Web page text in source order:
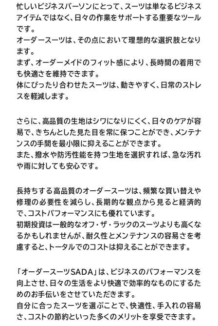
忙しいビジネスパーソンにとって、スーツは単なるビジネス
アイテムではなく、日々の作業をサポートする重要なツール
です。
オーダースーツは、その点において理想的な選択肢となり
ます。
まず、オーダーメイドのフィット感により、長時間の着用で
も快適さを維持できます。
体にぴったり合わせたスーツは、動きやすく、日常のストレ
スを軽減します。
さらに、高品質の生地はシワになりにくく、日々のケアが容
易で、きちんとした見た目を常に保つことができ、メンテナ
ンスの手間を最小限に抑えることができます。
また、撥水や防汚性能を持つ生地を選択すれば、急な汚れ
や雨に対しても安心です。
長持ちする高品質のオーダースーツは、頻繁な買い替えや
修理の必要性を減らし、長期的な観点から見ると経済的
で、コストパフォーマンスにも優れています。
初期投資は一般的なオフ・ザ・ラックのスーツよりも高くな
るかもしれませんが、耐久性とメンテナンスの容易さを考
慮すると、トータルでのコストは抑えることができます。
「オーダースーツSADA」は、ビジネスのパフォーマンスを
向上させ、日々の生活をより快適で効率的なものにするた
めのお手伝いをさせていただきます。
自分に合ったスーツを選ぶことで、快適性、手入れの容易
さ、コストの節約といった多くのメリットを享受できます。